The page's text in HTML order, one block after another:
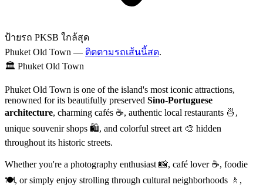
ป้ายรถ PKSB ใกล้สุด
Phuket Old Town — ติดตามรถเส้นนี้สด.
🏛️ Phuket Old Town
Phuket Old Town is one of the island's most iconic attractions,
renowned for its beautifully preserved Sino-Portuguese
architecture, charming cafés ☕, authentic local restaurants 🍜,
unique souvenir shops 🛍️, and colorful street art 🎨 hidden
throughout its historic streets.
Whether you're a photography enthusiast 📸, café lover ☕, foodie
🍽️, or simply enjoy strolling through cultural neighborhoods 🚶,